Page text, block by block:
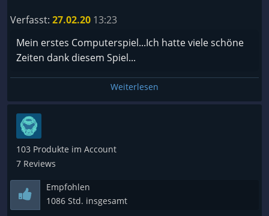
[ ] Praktisch nicht vorhanden
[x] Kleinigkeiten
[ ] Kann das Spielgefühl stören
[ ] Wie ein Ameisenhaufen
Verfasst: 27.02.20 13:23
Mein erstes Computerspiel...Ich hatte viele schöne
Zeiten dank diesem Spiel...
Weiterlesen
103 Produkte im Account
7 Reviews
Empfohlen
1086 Std. insgesamt